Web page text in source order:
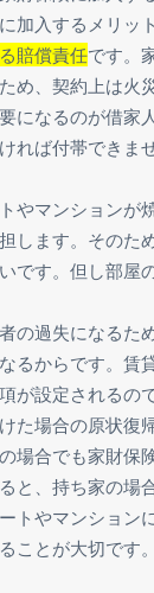
加入するメリッ
賠償責任です。
め、契約上は火
になるのが借家
れば付帯できませ
やマンションが
します。そのた
です。但し部屋
の過失になるた
るからです。賃
が設定されるの
た場合の原状復
場合でも家財保
と、持ち家の場
トやマンション
ことが大切です。